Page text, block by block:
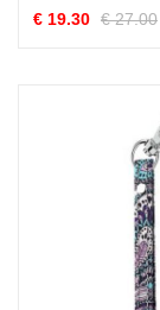
€ 19.30 € 27.00